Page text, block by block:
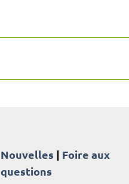
Nouvelles | Foire aux
questions